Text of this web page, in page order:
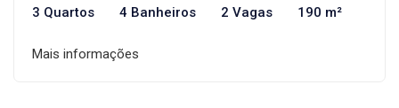
3 Quartos 4 Banheiros 2 Vagas 190 m²
Mais informações